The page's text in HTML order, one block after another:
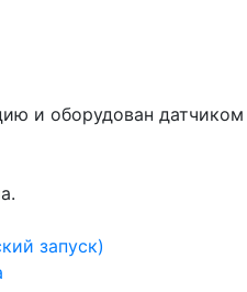
и оборудован датчиком
запуск)